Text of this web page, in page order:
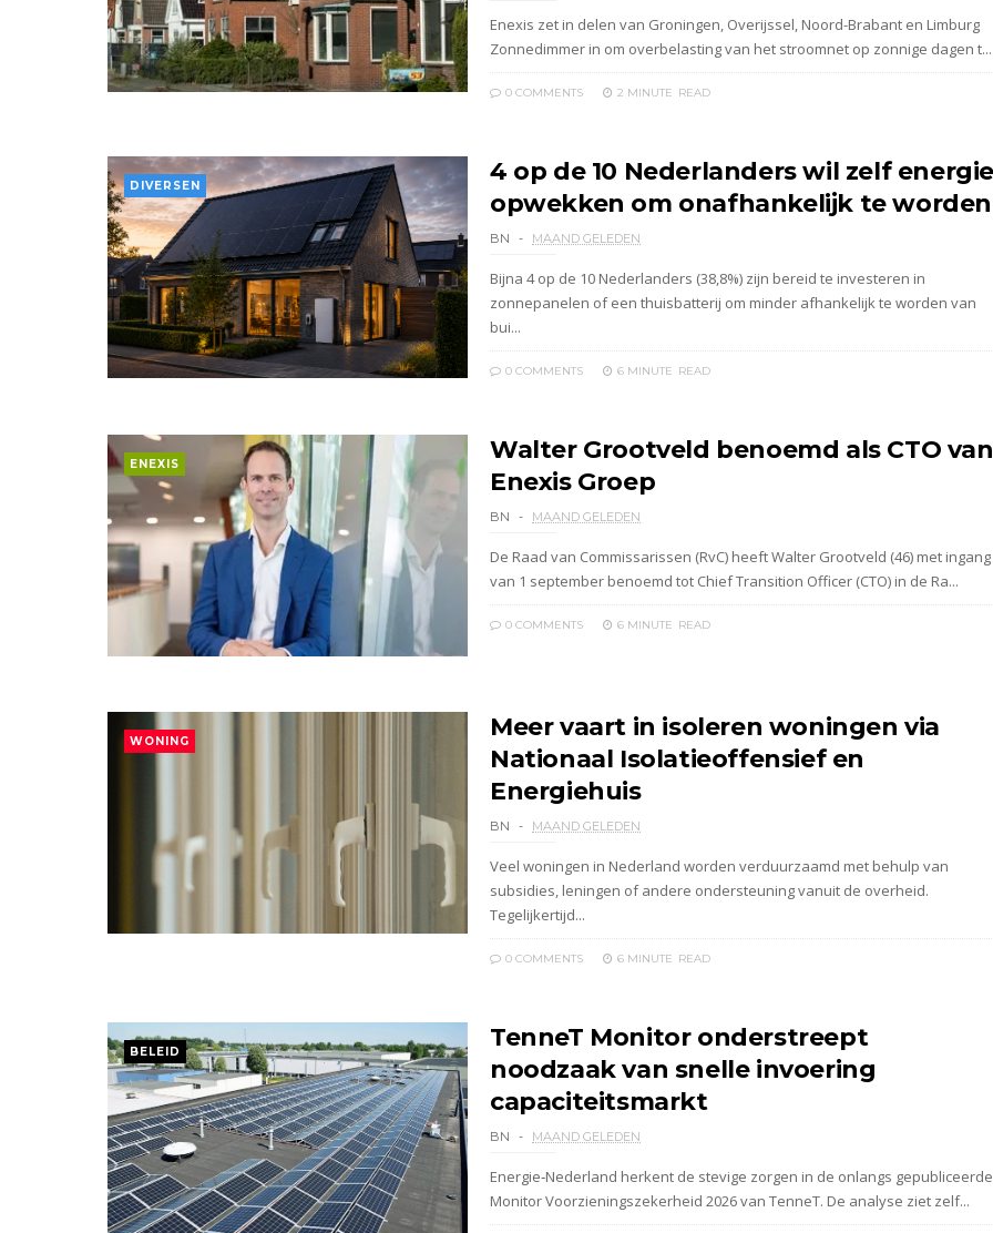
Enexis zet in delen van Groningen, Overijssel, Noord-Brabant en Limburg
Zonnedimmer in om overbelasting van het stroomnet op zonnige dagen t...
0 COMMENTS 2 MINUTE READ
DIVERSEN
4 op de 10 Nederlanders wil zelf
opwekken om onafhankelijk te worden
BN MAAND GELEDEN
Bijna 4 op de 10 Nederlanders (38,8%) zijn bereid te investeren in
zonnepanelen of een thuisbatterij om minder afhankelijk te worden van
bui...
0 COMMENTS 6 MINUTE READ
ENEXIS
Walter Grootveld benoemd als CTO van
Enexis Groep
BN MAAND GELEDEN
De Raad van Commissarissen (RvC) heeft Walter Grootveld (46) met ingang
van 1 september benoemd tot Chief Transition Officer (CTO) in de Ra...
0 COMMENTS 6 MINUTE READ
WONING
Meer vaart in isoleren woningen via
Nationaal Isolatieoffensief en
Energiehuis
BN MAAND GELEDEN
Veel woningen in Nederland worden verduurzaamd met behulp van
subsidies, leningen of andere ondersteuning vanuit de overheid.
Tegelijkertijd...
0 COMMENTS 6 MINUTE READ
BELEID
TenneT Monitor onderstreept
noodzaak van snelle invoering
capaciteitsmarkt
BN MAAND GELEDEN
Energie‑Nederland herkent de stevige zorgen in de onlangs gepubliceerde
Monitor Voorzieningszekerheid 2026 van TenneT. De analyse ziet zelf...